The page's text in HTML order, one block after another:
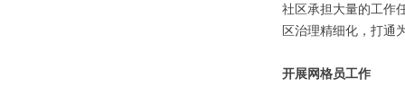
社区承担大量的工作
区治理精细化，打通
开展网格员工作